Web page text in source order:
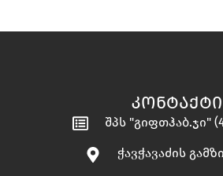
ᲙᲝᲜᲢᲐᲥᲢᲘ
შპს "გიფთჰაბ.ჯი"
ჭავჭავაძის